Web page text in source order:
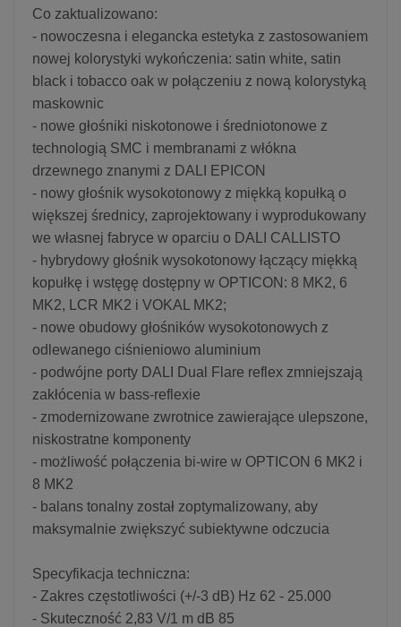
Co zaktualizowano:
- nowoczesna i elegancka estetyka z zastosowaniem
nowej kolorystyki wykończenia: satin white, satin
black i tobacco oak w połączeniu z nową kolorystyką
maskownic
- nowe głośniki niskotonowe i średniotonowe z
technologią SMC i membranami z włókna
drzewnego znanymi z DALI EPICON
- nowy głośnik wysokotonowy z miękką kopułką o
większej średnicy, zaprojektowany i wyprodukowany
we własnej fabryce w oparciu o DALI CALLISTO
- hybrydowy głośnik wysokotonowy łączący miękką
kopułkę i wstęgę dostępny w OPTICON: 8 MK2, 6
MK2, LCR MK2 i VOKAL MK2;
- nowe obudowy głośników wysokotonowych z
odlewanego ciśnieniowo aluminium
- podwójne porty DALI Dual Flare reflex zmniejszają
zakłócenia w bass-reflexie
- zmodernizowane zwrotnice zawierające ulepszone,
niskostratne komponenty
- możliwość połączenia bi-wire w OPTICON 6 MK2 i
8 MK2
- balans tonalny został zoptymalizowany, aby
maksymalnie zwiększyć subiektywne odczucia
Specyfikacja techniczna:
- Zakres częstotliwości (+/-3 dB) Hz 62 - 25.000
- Skuteczność 2,83 V/1 m dB 85